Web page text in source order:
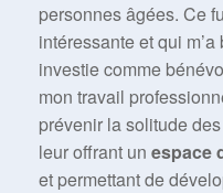
personnes âgées. Ce
intéressante et qui
investie comme
mon travail
prévenir la solitude
leur offrant un espace
et permettant de